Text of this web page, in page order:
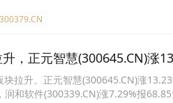
，正元智慧(300645.CN)涨
拉升。正元智慧(300645.CN)涨
和软件(300339.CN)涨7.29%报